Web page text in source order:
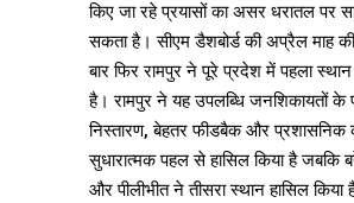
किए जा रहे प्रयासों का असर धरातल पर
सकता है। सीएम डैशबोर्ड की अप्रैल माह
बार फिर रामपुर ने पूरे प्रदेश में पहला स्थान
है। रामपुर ने यह उपलब्धि जनशिकायतों के
निस्तारण, बेहतर फीडबैक और प्रशासनिक
सुधारात्मक पहल से हासिल किया है जबकि
और पीलीभीत ने तीसरा स्थान हासिल किया